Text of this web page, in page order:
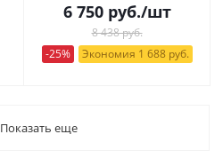
6 750руб./шт
8 438 руб.
-25%
Экономия 1 688 руб.
Показать еще